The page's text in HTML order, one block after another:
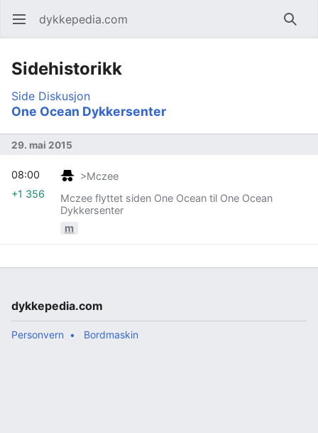
Åpne hovedmenyen dykkepedia.com Søk
Sidehistorikk
Side Diskusjon
One Ocean Dykkersenter
29. mai 2015
>Mczee
Mczee flyttet siden One Ocean til One Ocean
Dykkersenter
m
08:00
+1 356
dykkepedia.com
Personvern Bordmaskin